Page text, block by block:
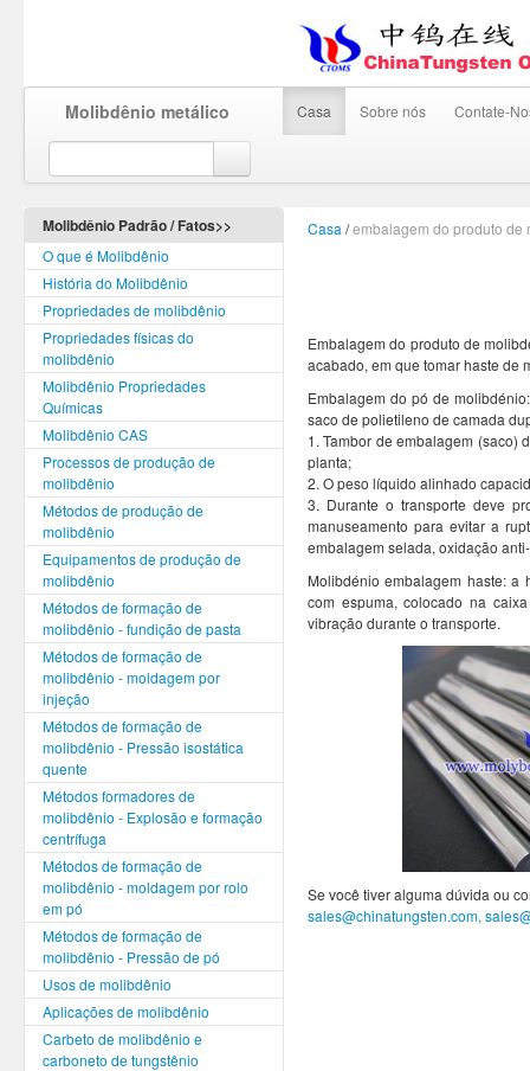
Molibdênio metálico Casa Sobre nós Contate-
Molibdênio Padrão / Fatos>>
O que é Molibdênio
História do Molibdênio
Propriedades de molibdênio
Propriedades físicas do
molibdênio
Molibdênio Propriedades
Químicas
Molibdênio CAS
Processos de produção de
molibdênio
Métodos de produção de
molibdênio
Equipamentos de produção de
molibdênio
Métodos de formação de
molibdênio - fundição de pasta
Métodos de formação de
molibdênio - moldagem por
injeção
Métodos de formação de
molibdênio - Pressão isostática
quente
Métodos formadores de
molibdênio - Explosão e formação
centrífuga
Métodos de formação de
molibdênio - moldagem por rolo
em pó
Métodos de formação de
molibdênio - Pressão de pó
Usos de molibdênio
Aplicações de molibdênio
Carbeto de molibdênio e
carboneto de tungstênio
Casa /embalagem do produto de
Embalagem do produto de
acabado, em que tomar haste de
Embalagem do pó de
saco de polietileno de camada
1. Tambor de embalagem (saco)
planta;
2. O peso líquido alinhado
3. Durante o transporte deve
manuseamento para evitar a
embalagem selada, oxidação
Molibdénio embalagem haste:
com espuma, colocado na
vibração durante o transporte.
Se você tiver alguma dúvida ou
sales@chinatungsten.com,